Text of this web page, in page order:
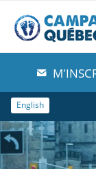
À propos de nous
Blog
Comprendre
Agir
English